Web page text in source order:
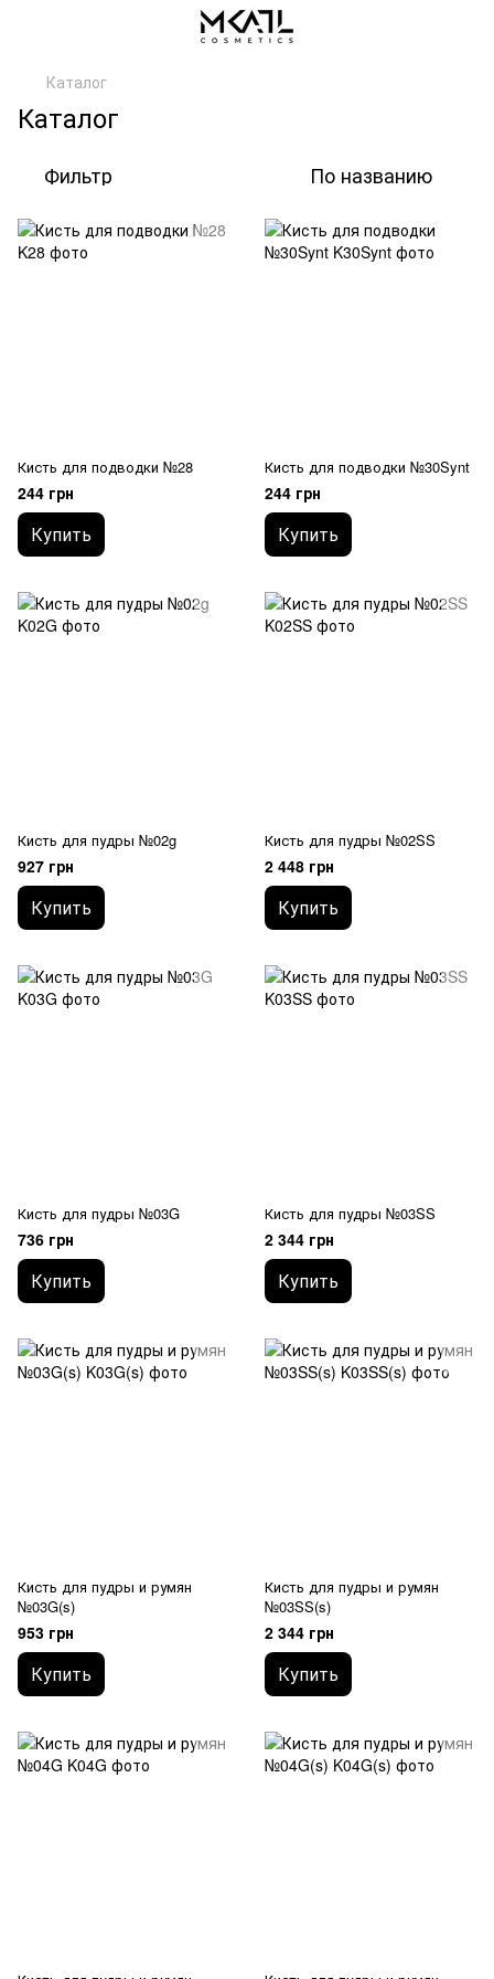
Каталог
Каталог
Фильтр По названию
Кисть для подводки №28
244 грн
Купить
Кисть для подводки №30Synt
244 грн
Купить
Кисть для пудры №02g
927 грн
Купить
Кисть для пудры №02SS
2 448 грн
Купить
Кисть для пудры №03G
736 грн
Купить
Кисть для пудры №03SS
2 344 грн
Купить
Кисть для пудры и румян
№03G(s)
953 грн
Купить
Кисть для пудры и румян
№03SS(s)
2 344 грн
Купить